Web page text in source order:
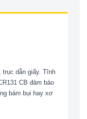
trục dẫn giấy. Tĩnh
CB đảm bảo
bám bụi hay xơ